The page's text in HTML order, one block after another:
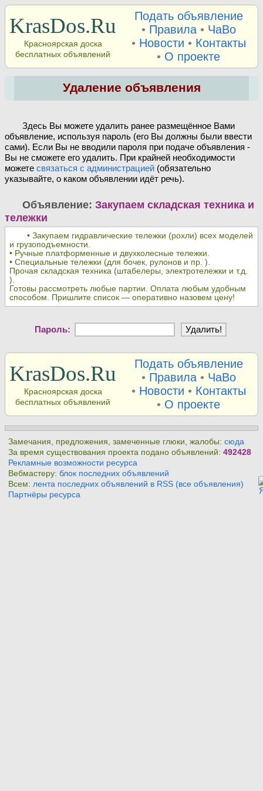
KrasDos.Ru
Красноярская доска
бесплатных объявлений
Подать объявление
• Правила• ЧаВо
• Новости • Контакты
• О проекте
Удаление объявления
Здесь Вы можете удалить ранее размещённое Вами
объявление, используя пароль (его Вы должны были ввести
сами). Если Вы не вводили пароля при подаче объявления -
Вы не сможете его удалить. При крайней необходимости
можете связаться с администрацией(обязательно
указывайте, о каком объявлении идёт речь).
Объявление:Закупаем складская техника и
тележки
• Закупаем гидравлические тележки (рохли) всех моделей
и грузоподъемности.
• Ручные платформенные и двухколесные тележки.
• Специальные тележки (для бочек, рулонов и пр. ).
Прочая складская техника (штабелеры, электротележки и т.д.
).
Готовы рассмотреть любые партии. Оплата любым удобным
способом. Пришлите список — оперативно назовем цену!
Пароль:
KrasDos.Ru
Красноярская доска
бесплатных объявлений
Подать объявление
• Правила• ЧаВо
• Новости • Контакты
• О проекте
Замечания, предложения, замеченные глюки, жалобы:сюда
За время существования проекта подано объявлений:492428
Рекламные возможности ресурса
Вебмастеру:блок последних объявлений
Всем:лента последних объявлений в RSS (все объявления)
Партнёры ресурса